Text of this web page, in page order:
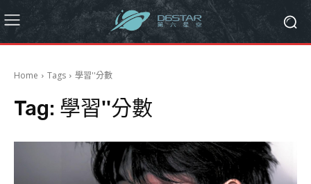
Home Tags 學習''分數
Tag: 學習''分數